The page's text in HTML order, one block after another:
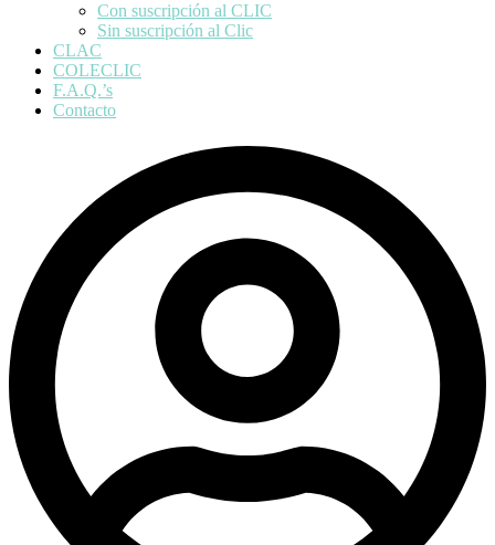
Con suscripción al CLIC
Sin suscripción al Clic
CLAC
COLECLIC
F.A.Q.’s
Contacto